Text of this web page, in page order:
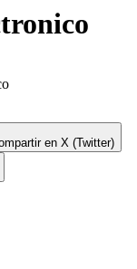
en X (Twitter)